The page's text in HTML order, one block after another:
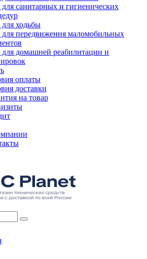
санитарных и гигиенических
ходьбы
передвижения маломобильных
домашней реабилитации и
оплаты
доставки
на товар